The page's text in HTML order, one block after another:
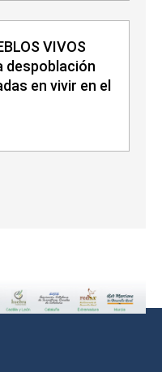
VIVOS
despoblación
en vivir en el